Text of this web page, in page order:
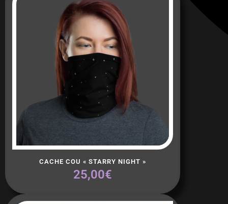
Ajouter Au Panier
CACHE COU « STARRY NIGHT »
25,00€